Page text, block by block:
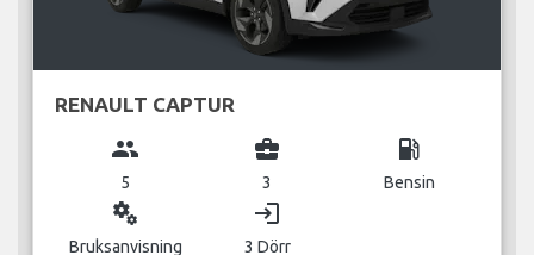
RENAULT CAPTUR
group
5
business_center
3
local_gas_station
Bensin
miscellaneous_services
Bruksanvisning
login
3 Dörr